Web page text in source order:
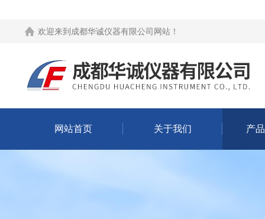
欢迎来到 成都华诚仪器有限公司网站 ！
网站首页 关于我们 产